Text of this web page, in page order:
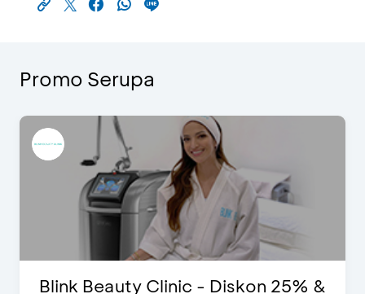
Promo Serupa
Blink Beauty Clinic - Diskon 25% &